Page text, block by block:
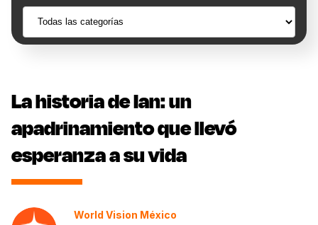
La historia de Ian: un
apadrinamiento que llevó
esperanza a su vida
World Vision México